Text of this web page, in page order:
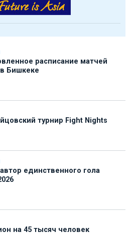
расписание матчей
Бишкеке
турнир Fight Nights
единственного гола
на 45 тысяч человек